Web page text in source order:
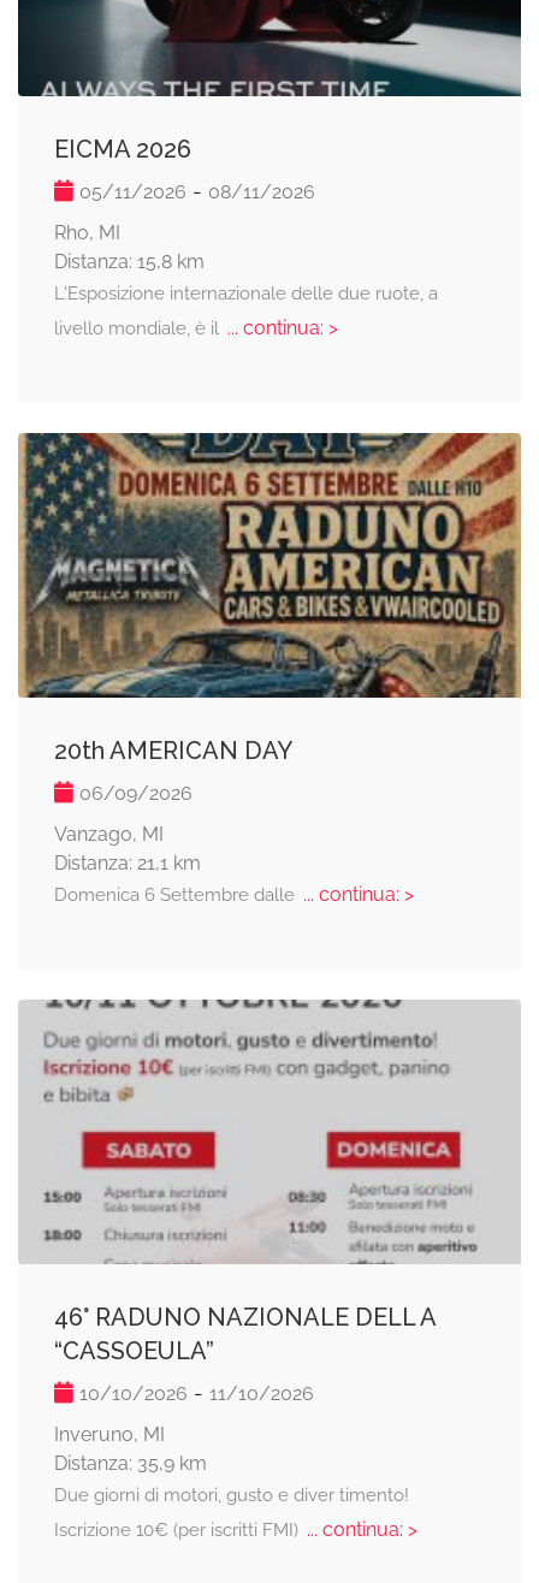
EICMA 2026
05/11/2026 - 08/11/2026
Rho, MI
Distanza: 15,8 km
L'Esposizione internazionale delle due ruote, a
livello mondiale, è il... continua: >
20th AMERICAN DAY
06/09/2026
Vanzago, MI
Distanza: 21,1 km
Domenica 6 Settembre dalle... continua: >
46° RADUNO NAZIONALE DELL A
“CASSOEULA”
10/10/2026 - 11/10/2026
Inveruno, MI
Distanza: 35,9 km
Due giorni di motori, gusto e diver timento!
Iscrizione 10€ (per iscritti FMI)... continua: >